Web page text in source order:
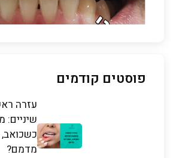
פוסטים קודמים
עזרה
שיניים:
מדמם?